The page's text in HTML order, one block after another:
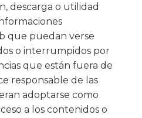
descarga o utilidad
que puedan verse
o interrumpidos por
que están fuera de
responsable de las
adoptarse como
a los contenidos o